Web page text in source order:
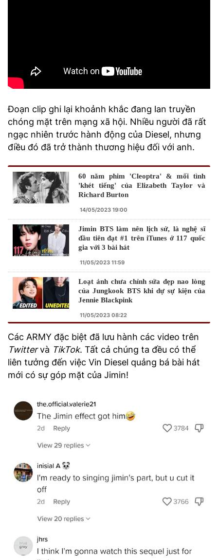
Đoạn clip ghi lại khoảnh khắc đang lan truyền
chóng mặt trên mạng xã hội. Nhiều người đã rất
ngạc nhiên trước hành động của Diesel, nhưng
điều đó đã trở thành thương hiệu đối với anh.
60 năm phim 'Cleoptra' & mối tình
'khét tiếng' của Elizabeth Taylor và
Richard Burton
14/05/2023 19:00
Jimin BTS làm nên lịch sử, là nghệ sĩ
đầu tiên đạt #1 trên iTunes ở 117 quốc
gia với 3 bài hát
11/05/2023 11:59
Loạt ảnh chưa chỉnh sửa đẹp nao lòng
của Jungkook BTS khi dự sự kiện của
Jennie Blackpink
11/05/2023 08:22
Các ARMY đặc biệt đã lưu hành các video trên
Twittervà TikTok. Tất cả chúng ta đều có thể
liên tưởng đến việc Vin Diesel quảng bá bài hát
mới có sự góp mặt của Jimin!